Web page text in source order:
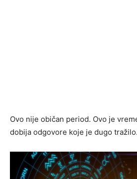
Ovo nije običan period. Ovo je
dobija odgovore koje je dugo tražilo.